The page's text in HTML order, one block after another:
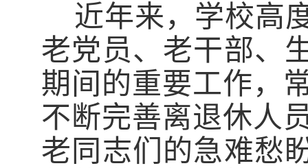
近年来，学校高
老党员、老干部、
期间的重要工作，
不断完善离退休人
老同志们的急难愁